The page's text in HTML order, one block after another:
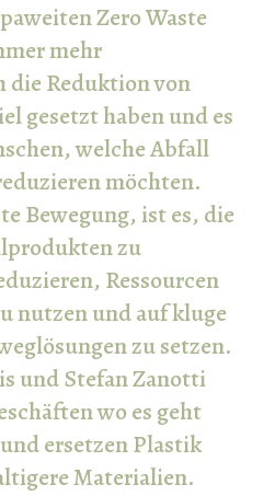
Zero Waste
mehr
die Reduktion von
gesetzt haben und es
welche Abfall
möchten.
Bewegung, ist es, die
zu
Ressourcen
nutzen und auf kluge
zu setzen.
und Stefan Zanotti
wo es geht
ersetzen Plastik
Materialien.